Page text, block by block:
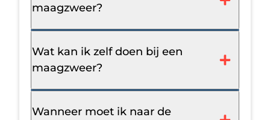
maagzweer?
Wat kan ik zelf doen bij een
maagzweer?
Wanneer moet ik naar de